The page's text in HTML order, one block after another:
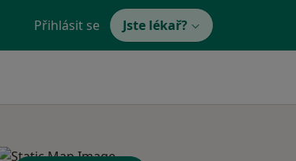
Přihlásit se Jste lékař?